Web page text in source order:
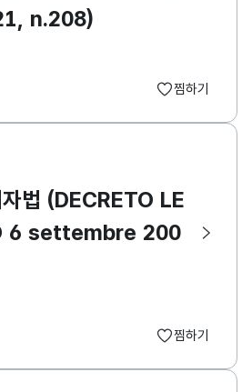
n.208)
찜하기
법 (DECRETO LE
6 settembre 200
찜하기